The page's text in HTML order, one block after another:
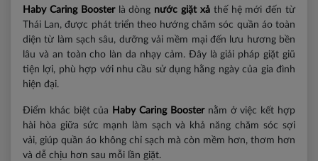
Haby Caring Boosterlà dòng nước giặt xả thế hệ mới đến từ
Thái Lan, được phát triển theo hướng chăm sóc quần áo toàn
diện từ làm sạch sâu, dưỡng vải mềm mại đến lưu hương bền
lâu và an toàn cho làn da nhạy cảm. Đây là giải pháp giặt giũ
tiện lợi, phù hợp với nhu cầu sử dụng hằng ngày của gia đình
hiện đại.
Điểm khác biệt của Haby Caring Boosternằm ở việc kết hợp
hài hòa giữa sức mạnh làm sạch và khả năng chăm sóc sợi
vải, giúp quần áo không chỉ sạch mà còn mềm hơn, thơm hơn
và dễ chịu hơn sau mỗi lần giặt.